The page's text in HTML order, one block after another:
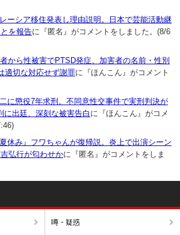
ーシア移住発表し理由説明。日本で芸能活動継
を報告に『匿名』がコメントをしました。(8/6
から性被害でPTSD発症、加害者の名前・性別
適切な対応せず謝罪に『ほんこん』がコメント
に懲役7年求刑。不同意性交事件で実刑判決が
出廷、深刻な被害告白 に『ほんこん』がコメ
休み』フワちゃんが復帰説。炎上で出演シーン
弘行が匂わせかに『匿名』がコメントをしま
噂・疑惑